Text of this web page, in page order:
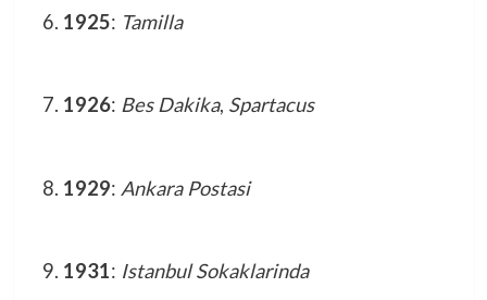
1925: Tamilla
1926: Bes Dakika, Spartacus
1929: Ankara Postasi
1931: Istanbul Sokaklarinda